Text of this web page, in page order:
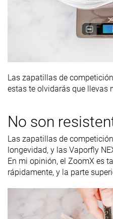
Las zapatillas de
estas te olvidarás que llevas
No son
Las zapatillas de
longevidad, y las Vaporfly
En mi opinión, el ZoomX es
rápidamente, y la parte